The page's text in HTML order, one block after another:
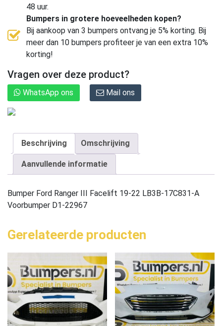
48 uur.
Bumpers in grotere hoeveelheden kopen?
Bij aankoop van 3 bumpers ontvang je 5% korting. Bij
meer dan 10 bumpers profiteer je van een extra 10%
korting!
Vragen over deze product?
WhatsApp ons Mail ons
Beschrijving Omschrijving
Aanvullende informatie
Bumper Ford Ranger III Facelift 19-22 LB3B-17C831-A
Voorbumper D1-22967
Gerelateerde producten